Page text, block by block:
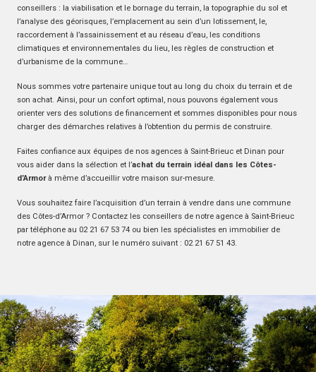
conseillers : la viabilisation et le bornage du terrain, la topographie du sol et
l’analyse des géorisques, l’emplacement au sein d’un lotissement, le,
raccordement à l’assainissement et au réseau d’eau, les conditions
climatiques et environnementales du lieu, les règles de construction et
d’urbanisme de la commune…
Nous sommes votre partenaire unique tout au long du choix du terrain et de
son achat. Ainsi, pour un confort optimal, nous pouvons également vous
orienter vers des solutions de financement et sommes disponibles pour nous
charger des démarches relatives à l’obtention du permis de construire.
Faites confiance aux équipes de nos agences à Saint-Brieuc et Dinan pour
vous aider dans la sélection et l’achat du terrain idéal dans les Côtes-
d’Armorà même d’accueillir votre maison sur-mesure.
Vous souhaitez faire l’acquisition d’un terrain à vendre dans une commune
des Côtes-d’Armor ? Contactez les conseillers de notre agence à Saint-Brieuc
par téléphone au 02 21 67 53 74 ou bien les spécialistes en immobilier de
notre agence à Dinan, sur le numéro suivant : 02 21 67 51 43.